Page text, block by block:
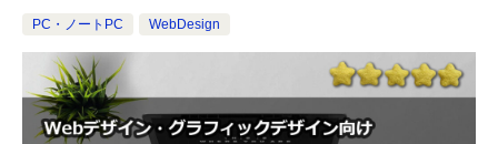
PC・ノートPC WebDesign